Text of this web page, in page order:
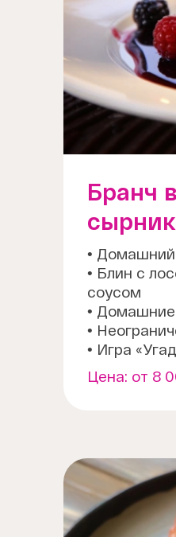
Бранч
• Домашний
• Блин с
соусом
•
•
• Игра
Цена: от 8